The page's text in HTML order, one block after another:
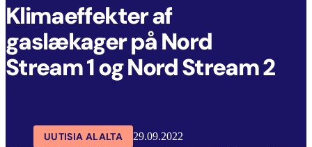
Klimaeffekter af
gaslækager på Nord
Stream 1 og Nord Stream 2
UUTISIA ALALTA
29.09.2022